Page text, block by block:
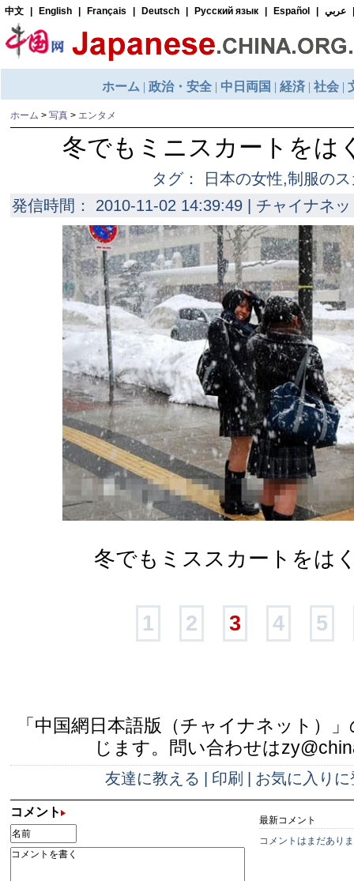
ホーム > 写真 > エンタメ
冬でもミニスカートをは
タグ： 日本の女性,制服の
発信時間： 2010-11-02 14:39:49 | チャイナネ
冬でもミススカートをは
1 2 3 4 5
「中国網日本語版（チャイナネット）
じます。問い合わせは
友達に教える 印刷 お気に入りに
コメント
最新コメント
コメントはまだあり